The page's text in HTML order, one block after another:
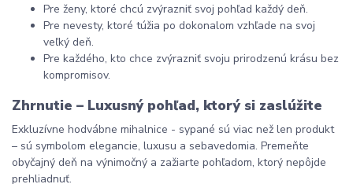
Pre ženy, ktoré chcú zvýrazniť svoj pohľad každý deň.
Pre nevesty, ktoré túžia po dokonalom vzhľade na svoj
veľký deň.
Pre každého, kto chce zvýrazniť svoju prirodzenú krásu bez
kompromisov.
Zhrnutie – Luxusný pohľad, ktorý si zaslúžite
Exkluzívne hodvábne mihalnice - sypané sú viac než len produkt
– sú symbolom elegancie, luxusu a sebavedomia. Premeňte
obyčajný deň na výnimočný a zažiarte pohľadom, ktorý nepôjde
prehliadnuť.